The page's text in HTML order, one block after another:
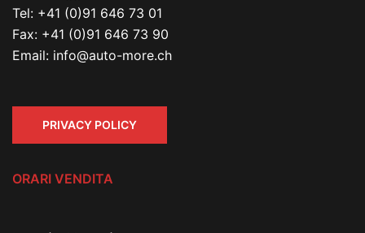
Tel: +41 (0)91 646 73 01
Fax: +41 (0)91 646 73 90
Email: info@auto-more.ch
PRIVACY POLICY
ORARI VENDITA